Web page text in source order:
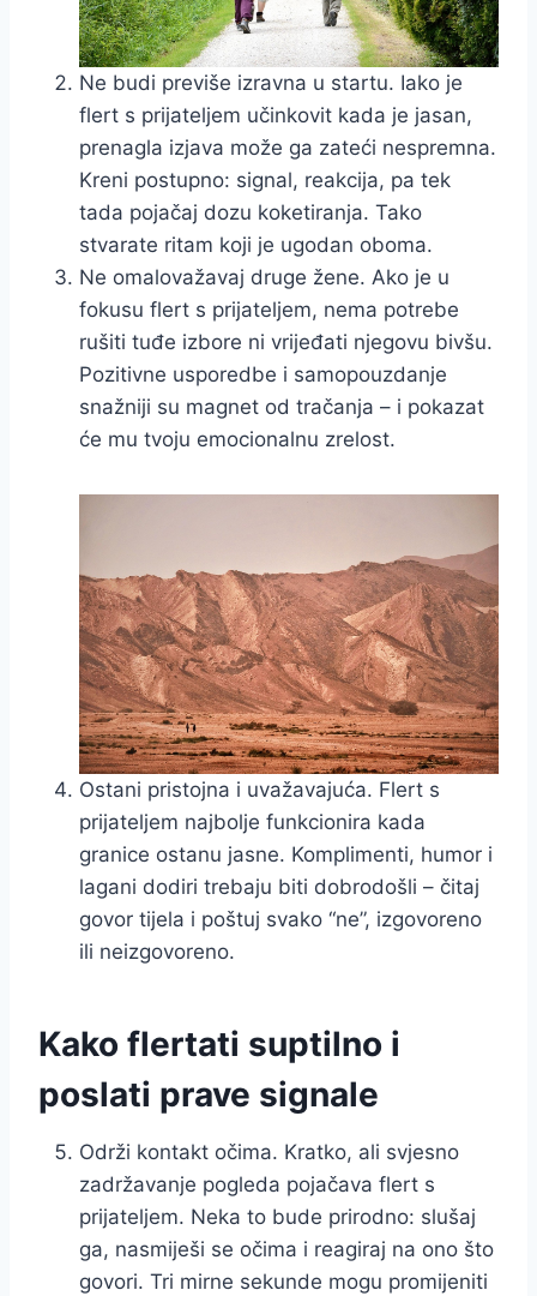
Ne budi previše izravna u startu. Iako je
flert s prijateljem učinkovit kada je jasan,
prenagla izjava može ga zateći nespremna.
Kreni postupno: signal, reakcija, pa tek
tada pojačaj dozu koketiranja. Tako
stvarate ritam koji je ugodan oboma.
Ne omalovažavaj druge žene. Ako je u
fokusu flert s prijateljem, nema potrebe
rušiti tuđe izbore ni vrijeđati njegovu bivšu.
Pozitivne usporedbe i samopouzdanje
snažniji su magnet od tračanja – i pokazat
će mu tvoju emocionalnu zrelost.
Ostani pristojna i uvažavajuća. Flert s
prijateljem najbolje funkcionira kada
granice ostanu jasne. Komplimenti, humor i
lagani dodiri trebaju biti dobrodošli – čitaj
govor tijela i poštuj svako “ne”, izgovoreno
ili neizgovoreno.
Kako flertati suptilno i
poslati prave signale
Održi kontakt očima. Kratko, ali svjesno
zadržavanje pogleda pojačava flert s
prijateljem. Neka to bude prirodno: slušaj
ga, nasmiješi se očima i reagiraj na ono što
govori. Tri mirne sekunde mogu promijeniti